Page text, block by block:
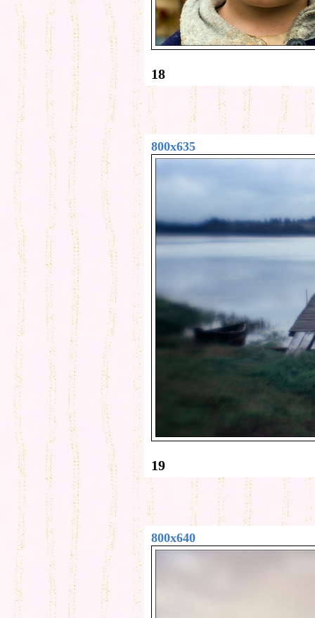
18
800x635
19
800x640